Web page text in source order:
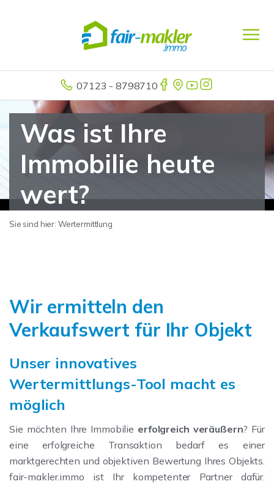
07123 - 8798710
Was ist Ihre
Immobilie heute
wert?
Sie sind hier: Wertermittlung
Wir ermitteln den
Verkaufswert für Ihr Objekt
Unser innovatives
Wertermittlungs-Tool macht es
möglich
Sie möchten Ihre Immobilie erfolgreich veräußern? Für
eine erfolgreiche Transaktion bedarf es einer
marktgerechten und objektiven Bewertung Ihres Objekts.
fair-makler.immo ist Ihr kompetenter Partner dafür.